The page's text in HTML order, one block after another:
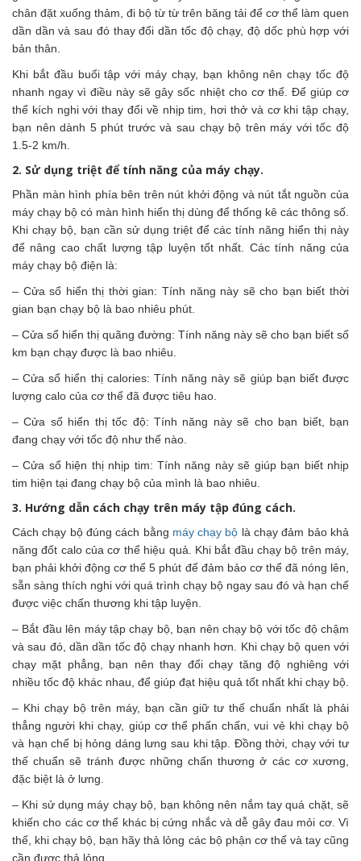
chân đặt xuống thảm, đi bộ từ từ trên băng tải để cơ thể làm quen
dần dần và sau đó thay đổi dần tốc độ chạy, độ dốc phù hợp với
bản thân.
Khi bắt đầu buổi tập với máy chạy, bạn không nên chạy tốc độ
nhanh ngay vì điều này sẽ gây sốc nhiệt cho cơ thể. Để giúp cơ
thể kích nghi với thay đổi về nhịp tim, hơi thở và cơ khi tập chạy,
bạn nên dành 5 phút trước và sau chạy bộ trên máy với tốc độ
1.5-2 km/h.
2. Sử dụng triệt để tính năng của máy chạy.
Phần màn hình phía bên trên nút khởi động và nút tắt nguồn của
máy chạy bộ có màn hình hiển thị dùng để thống kê các thông số.
Khi chạy bộ, bạn cần sử dụng triệt để các tính năng hiển thị này
để nâng cao chất lượng tập luyện tốt nhất. Các tính năng của
máy chạy bộ điện là:
– Cửa sổ hiển thị thời gian: Tính năng này sẽ cho bạn biết thời
gian bạn chạy bộ là bao nhiêu phút.
– Cửa sổ hiển thị quãng đường: Tính năng này sẽ cho bạn biết số
km bạn chạy được là bao nhiêu.
– Cửa sổ hiển thị calories: Tính năng này sẽ giúp bạn biết được
lượng calo của cơ thể đã được tiêu hao.
– Cửa sổ hiển thị tốc độ: Tính năng này sẽ cho bạn biết, bạn
đang chạy với tốc độ như thế nào.
– Cửa sổ hiện thị nhịp tim: Tính năng này sẽ giúp bạn biết nhịp
tim hiện tại đang chạy bộ của mình là bao nhiêu.
3. Hướng dẫn cách chạy trên máy tập đúng cách.
Cách chạy bộ đúng cách bằng máy chạy bộ là chạy đảm bảo khả
năng đốt calo của cơ thể hiệu quả. Khi bắt đầu chạy bộ trên máy,
bạn phải khởi động cơ thể 5 phút để đảm bảo cơ thể đã nóng lên,
sẵn sàng thích nghi với quá trình chạy bộ ngay sau đó và hạn chế
được việc chấn thương khi tập luyện.
– Bắt đầu lên máy tập chạy bộ, bạn nên chạy bộ với tốc độ chậm
và sau đó, dần dần tốc độ chạy nhanh hơn. Khi chạy bộ quen với
chạy mặt phẳng, bạn nên thay đổi chạy tăng độ nghiêng với
nhiều tốc độ khác nhau, để giúp đạt hiệu quả tốt nhất khi chạy bộ.
– Khi chạy bộ trên máy, bạn cần giữ tư thế chuẩn nhất là phải
thẳng người khi chạy, giúp cơ thể phấn chấn, vui vẻ khi chạy bộ
và hạn chế bị hỏng dáng lưng sau khi tập. Đồng thời, chạy với tư
thế chuẩn sẽ tránh được những chấn thương ở các cơ xương,
đặc biệt là ở lưng.
– Khi sử dụng máy chạy bộ, bạn không nên nắm tay quá chặt, sẽ
khiến cho các cơ thể khác bị cứng nhắc và dễ gây đau mỏi cơ. Vì
thế, khi chạy bộ, bạn hãy thả lỏng các bộ phận cơ thể và tay cũng
cần được thả lỏng.